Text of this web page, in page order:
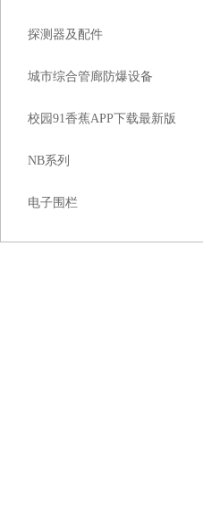
探测器及配件
城市综合管廊防爆设备
校园91香蕉APP下载最新版
NB系列
电子围栏